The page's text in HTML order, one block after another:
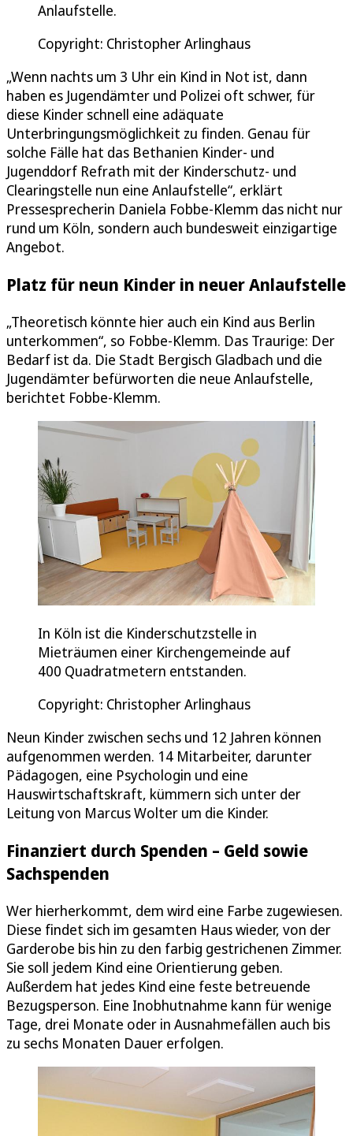
Anlaufstelle.
Copyright: Christopher Arlinghaus
„Wenn nachts um 3 Uhr ein Kind in Not ist, dann
haben es Jugendämter und Polizei oft schwer, für
diese Kinder schnell eine adäquate
Unterbringungsmöglichkeit zu finden. Genau für
solche Fälle hat das Bethanien Kinder- und
Jugenddorf Refrath mit der Kinderschutz- und
Clearingstelle nun eine Anlaufstelle“, erklärt
Pressesprecherin Daniela Fobbe-Klemm das nicht nur
rund um Köln, sondern auch bundesweit einzigartige
Angebot.
Platz für neun Kinder in neuer Anlaufstelle
„Theoretisch könnte hier auch ein Kind aus Berlin
unterkommen“, so Fobbe-Klemm. Das Traurige: Der
Bedarf ist da. Die Stadt Bergisch Gladbach und die
Jugendämter befürworten die neue Anlaufstelle,
berichtet Fobbe-Klemm.
In Köln ist die Kinderschutzstelle in
Mieträumen einer Kirchengemeinde auf
400 Quadratmetern entstanden.
Copyright: Christopher Arlinghaus
Neun Kinder zwischen sechs und 12 Jahren können
aufgenommen werden. 14 Mitarbeiter, darunter
Pädagogen, eine Psychologin und eine
Hauswirtschaftskraft, kümmern sich unter der
Leitung von Marcus Wolter um die Kinder.
Finanziert durch Spenden – Geld sowie
Sachspenden
Wer hierherkommt, dem wird eine Farbe zugewiesen.
Diese findet sich im gesamten Haus wieder, von der
Garderobe bis hin zu den farbig gestrichenen Zimmer.
Sie soll jedem Kind eine Orientierung geben.
Außerdem hat jedes Kind eine feste betreuende
Bezugsperson. Eine Inobhutnahme kann für wenige
Tage, drei Monate oder in Ausnahmefällen auch bis
zu sechs Monaten Dauer erfolgen.